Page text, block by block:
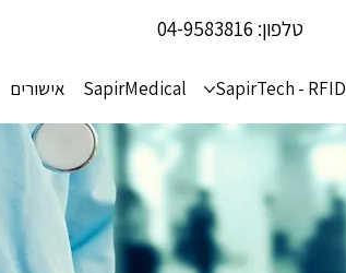
SapirTech - RFID
SapirMedical אישורים
טלפון: 04-9583816